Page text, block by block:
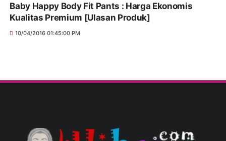
Baby Happy Body Fit Pants : Harga Ekonomis
Kualitas Premium [Ulasan Produk]
10/04/2016 01:45:00 PM